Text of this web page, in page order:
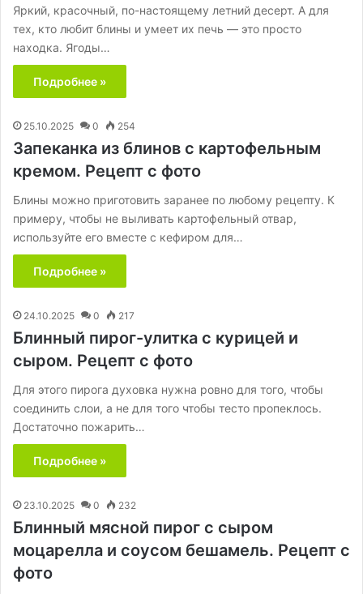
Яркий, красочный, по-настоящему летний десерт. А для
тех, кто любит блины и умеет их печь — это просто
находка. Ягоды…
Подробнее »
25.10.2025 0 254
Запеканка из блинов с картофельным
кремом. Рецепт с фото
Блины можно приготовить заранее по любому рецепту. К
примеру, чтобы не выливать картофельный отвар,
используйте его вместе с кефиром для…
Подробнее »
24.10.2025 0 217
Блинный пирог-улитка с курицей и
сыром. Рецепт с фото
Для этого пирога духовка нужна ровно для того, чтобы
соединить слои, а не для того чтобы тесто пропеклось.
Достаточно пожарить…
Подробнее »
23.10.2025 0 232
Блинный мясной пирог с сыром
моцарелла и соусом бешамель. Рецепт с
фото